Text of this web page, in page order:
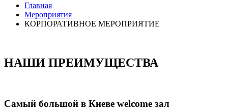
Главная
Мероприятия
КОРПОРАТИВНОЕ МЕРОПРИЯТИЕ
НАШИ ПРЕИМУЩЕСТВА
Самый большой в Киеве welcome зал